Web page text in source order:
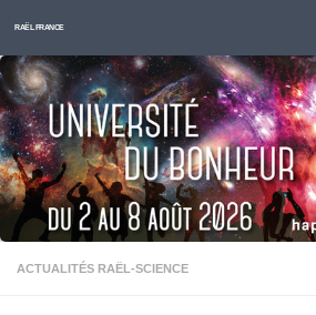
Skip to content
RAËL FRANCE
ACTUALITÉS RAËL-SCIENCE